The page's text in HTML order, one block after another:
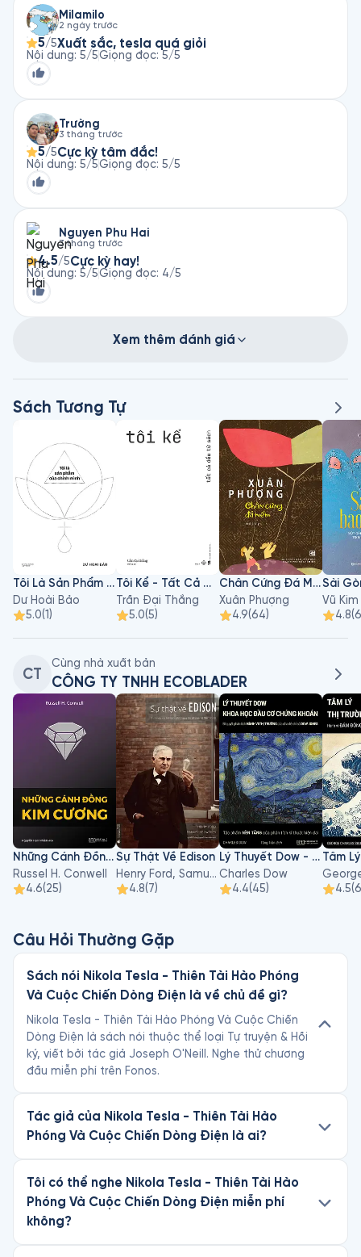
Milamilo
2 ngày trước
5/5Xuất sắc, tesla quá giỏi
Nội dung: 5/5Giọng đọc: 5/5
Trường
3 tháng trước
5/5Cực kỳ tâm đắc!
Nội dung: 5/5Giọng đọc: 5/5
Nguyen Phu Hai
3 tháng trước
4.5/5Cực kỳ hay!
Nội dung: 5/5Giọng đọc: 4/5
Xem thêm đánh giá
Sách Tương Tự
Tôi Là Sản Phẩm Của Chính Mình
Dư Hoài Bảo
5.0(1)
Tôi Kể - Tất Cả Đều Từ Sách
Trần Đại Thắng
5.0(5)
Chân Cứng Đá Mềm
Xuân Phượng
4.9(64)
Vũ
4.8(6
CT
Cùng nhà xuất bản
CÔNG TY TNHH ECOBLADER
Những Cánh Đồng Kim Cương
Russel H. Conwell
4.6(25)
Sự Thật Về Edison
Henry Ford, Samuel Crowther
4.8(7)
Lý Thuyết Dow - Khoa Học Đầu Cơ Chứng Khoán
Charles Dow
4.4(45) 4.5(
Câu Hỏi Thường Gặp
Sách nói Nikola Tesla - Thiên Tài Hào Phóng
Và Cuộc Chiến Dòng Điện là về chủ đề gì?
Nikola Tesla - Thiên Tài Hào Phóng Và Cuộc Chiến
Dòng Điện là sách nói thuộc thể loại Tự truyện & Hồi
ký, viết bởi tác giả Joseph O'Neill. Nghe thử chương
đầu miễn phí trên Fonos.
Tác giả của Nikola Tesla - Thiên Tài Hào
Phóng Và Cuộc Chiến Dòng Điện là ai?
Tôi có thể nghe Nikola Tesla - Thiên Tài Hào
Phóng Và Cuộc Chiến Dòng Điện miễn phí
không?